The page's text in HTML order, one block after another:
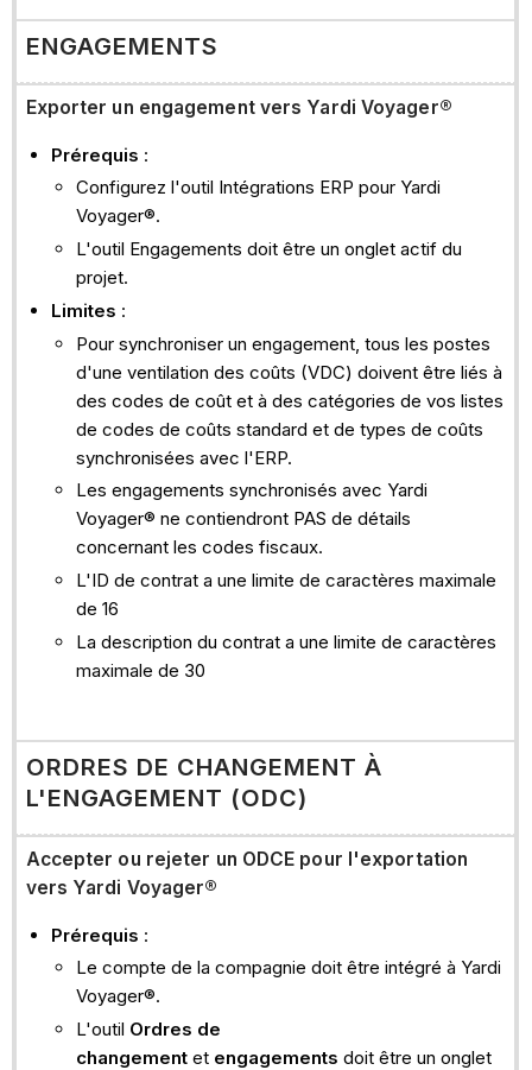
ENGAGEMENTS
Exporter un engagement vers Yardi Voyager®
Prérequis :
Configurez l'outil Intégrations ERP pour Yardi
Voyager®.
L'outil Engagements doit être un onglet actif du
projet.
Limites :
Pour synchroniser un engagement, tous les postes
d'une ventilation des coûts (VDC) doivent être liés à
des codes de coût et à des catégories de vos listes
de codes de coûts standard et de types de coûts
synchronisées avec l'ERP.
Les engagements synchronisés avec Yardi
Voyager® ne contiendront PAS de détails
concernant les codes fiscaux.
L'ID de contrat a une limite de caractères maximale
de 16
La description du contrat a une limite de caractères
maximale de 30
ORDRES DE CHANGEMENT À
L'ENGAGEMENT (ODC)
Accepter ou rejeter un ODCE pour l'exportation
vers Yardi Voyager®
Prérequis :
Le compte de la compagnie doit être intégré à Yardi
Voyager®.
L'outil Ordres de
changementet engagements doit être un onglet